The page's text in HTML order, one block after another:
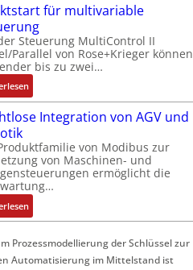
n
s
o
r
-
I
t
g
r
a
i
n
i
C
6
2
4
4
3
Z
e
r
t
i
i
i
e
für multivariable
Steuerung MultiControl II
Parallel von Rose+Krieger können
bis zu zwei…
:
M
a
k
t
s
t
a
r
Integration von AGV und
von Modibus zur
von Maschinen- und
ermöglicht die
:
D
a
h
Prozessmodellierung der Schlüssel zur
Automatisierung im Mittelstand ist